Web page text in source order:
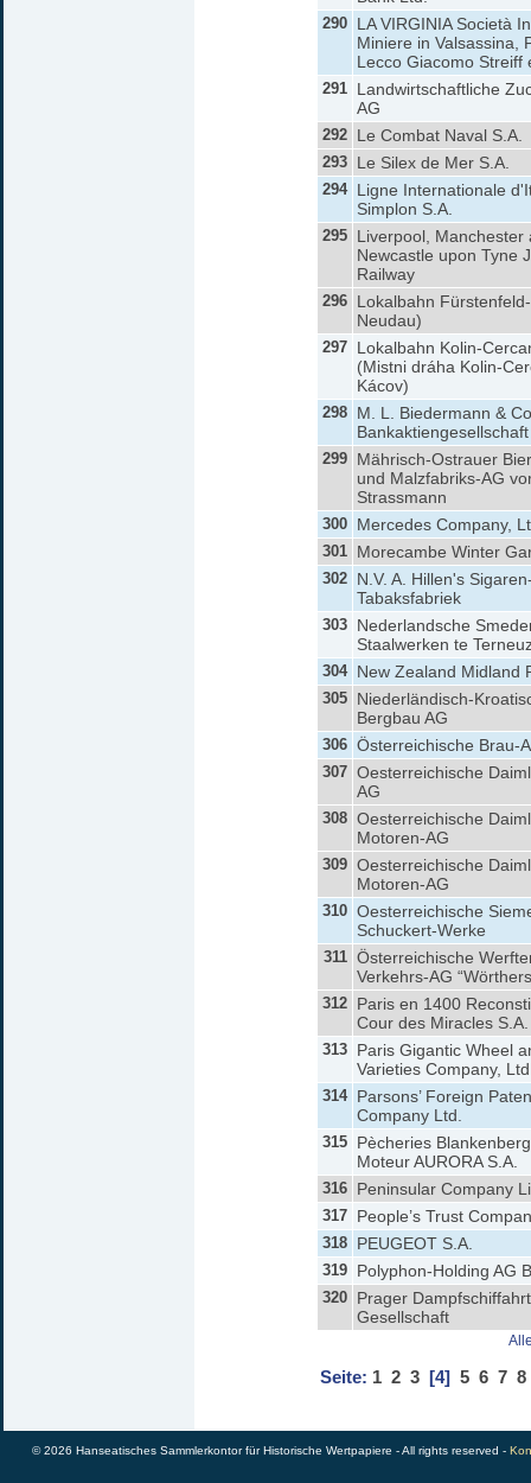
290 LA VIRGINIA Società
Miniere in Valsassina,
Lecco Giacomo Streiff
291 Landwirtschaftliche
AG
292 Le Combat Naval S.A.
293 Le Silex de Mer S.A.
294 Ligne Internationale
Simplon S.A.
295 Liverpool, Manchester
Newcastle upon Tyne
Railway
296 Lokalbahn
Neudau)
297 Lokalbahn Kolin-
(Mistni dráha Kolin-
Kácov)
298 M. L. Biedermann &
Bankaktiengesellschaft
299 Mährisch-Ostrauer
und Malzfabriks-AG
Strassmann
300 Mercedes Company,
301 Morecambe Winter
302 N.V. A. Hillen's
Tabaksfabriek
303 Nederlandsche
Staalwerken te
304 New Zealand Midland
305 Niederländisch-
Bergbau AG
306 Österreichische Brau-
307 Oesterreichische
AG
308 Oesterreichische
Motoren-AG
309 Oesterreichische
Motoren-AG
310 Oesterreichische
Schuckert-Werke
311 Österreichische
Verkehrs-AG
312 Paris en 1400
Cour des Miracles S.A.
313 Paris Gigantic Wheel
Varieties Company,
314 Parsons’ Foreign
Company Ltd.
315 Pècheries
Moteur AURORA S.A.
316 Peninsular Company
317 People’s Trust
318 PEUGEOT S.A.
319 Polyphon-Holding AG
320 Prager
Gesellschaft
Seite: 1 2 3 [4] 5 6 7 8
© 2026 Hanseatisches Sammlerkontor für Historische Wertpapiere - All rights reserved -